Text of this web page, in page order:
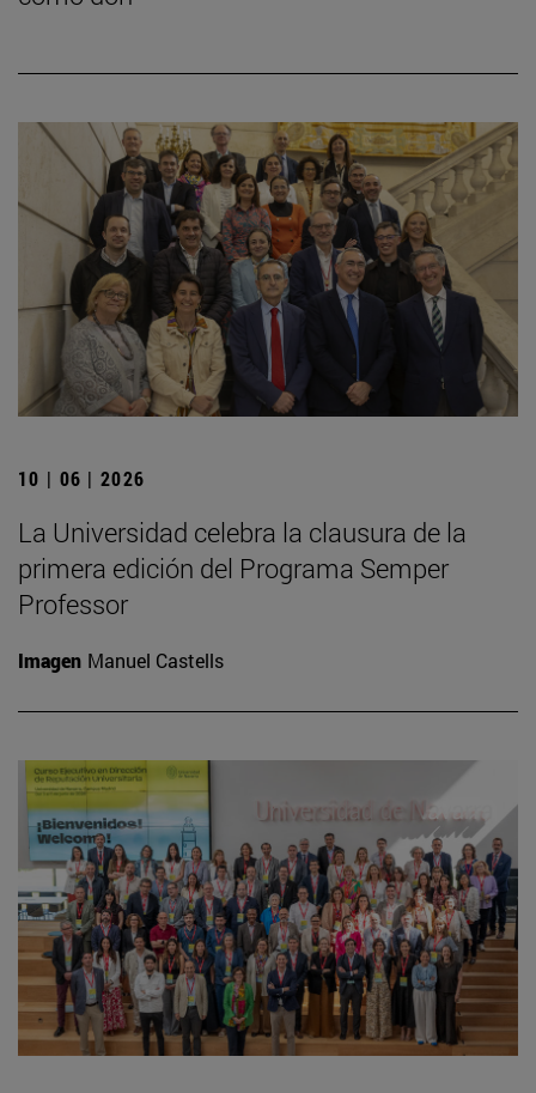
10 | 06 | 2026
La Universidad celebra la clausura de la
primera edición del Programa Semper
Professor
Imagen Manuel Castells